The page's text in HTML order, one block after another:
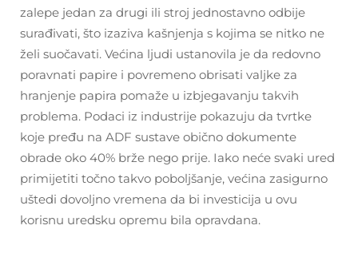
zalepe jedan za drugi ili stroj jednostavno odbije
surađivati, što izaziva kašnjenja s kojima se nitko ne
želi suočavati. Većina ljudi ustanovila je da redovno
poravnati papire i povremeno obrisati valjke za
hranjenje papira pomaže u izbjegavanju takvih
problema. Podaci iz industrije pokazuju da tvrtke
koje pređu na ADF sustave obično dokumente
obrade oko 40% brže nego prije. Iako neće svaki ured
primijetiti točno takvo poboljšanje, većina zasigurno
uštedi dovoljno vremena da bi investicija u ovu
korisnu uredsku opremu bila opravdana.